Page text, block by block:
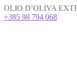
OLIO D’OLIVA
+385 98 794 068